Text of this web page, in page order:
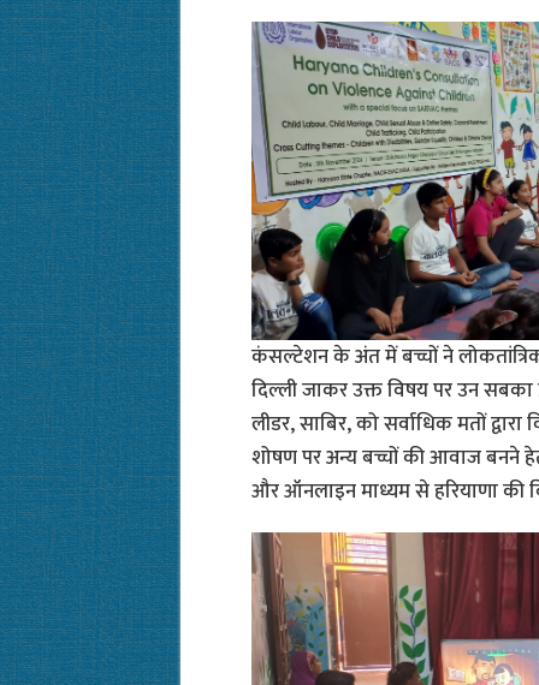
कंसल्टेशन के अंत में बच्चों ने
दिल्ली जाकर उक्त विषय पर उन
लीडर, साबिर, को सर्वाधिक मतों
शोषण पर अन्य बच्चों की आवाज बनने
और ऑनलाइन माध्यम से हरियाणा की